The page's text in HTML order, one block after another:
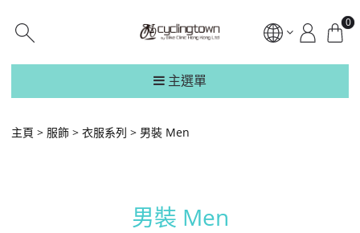
0
主選單
主頁 服飾 衣服系列 男裝 Men
男裝 Men